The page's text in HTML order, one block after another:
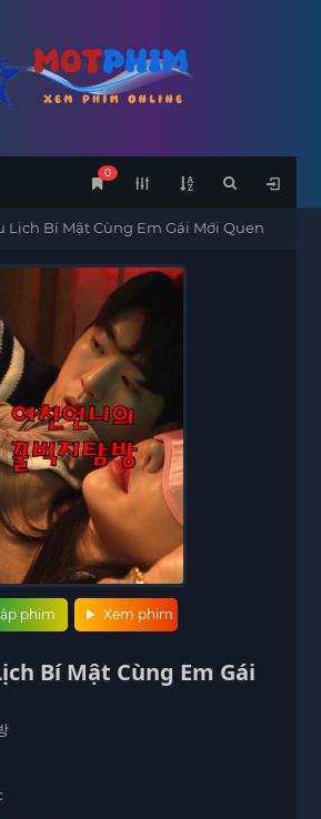
0
Lịch Bí Mật Cùng Em Gái Mới Quen
Xem phim
phim
Bí Mật Cùng Em Gái